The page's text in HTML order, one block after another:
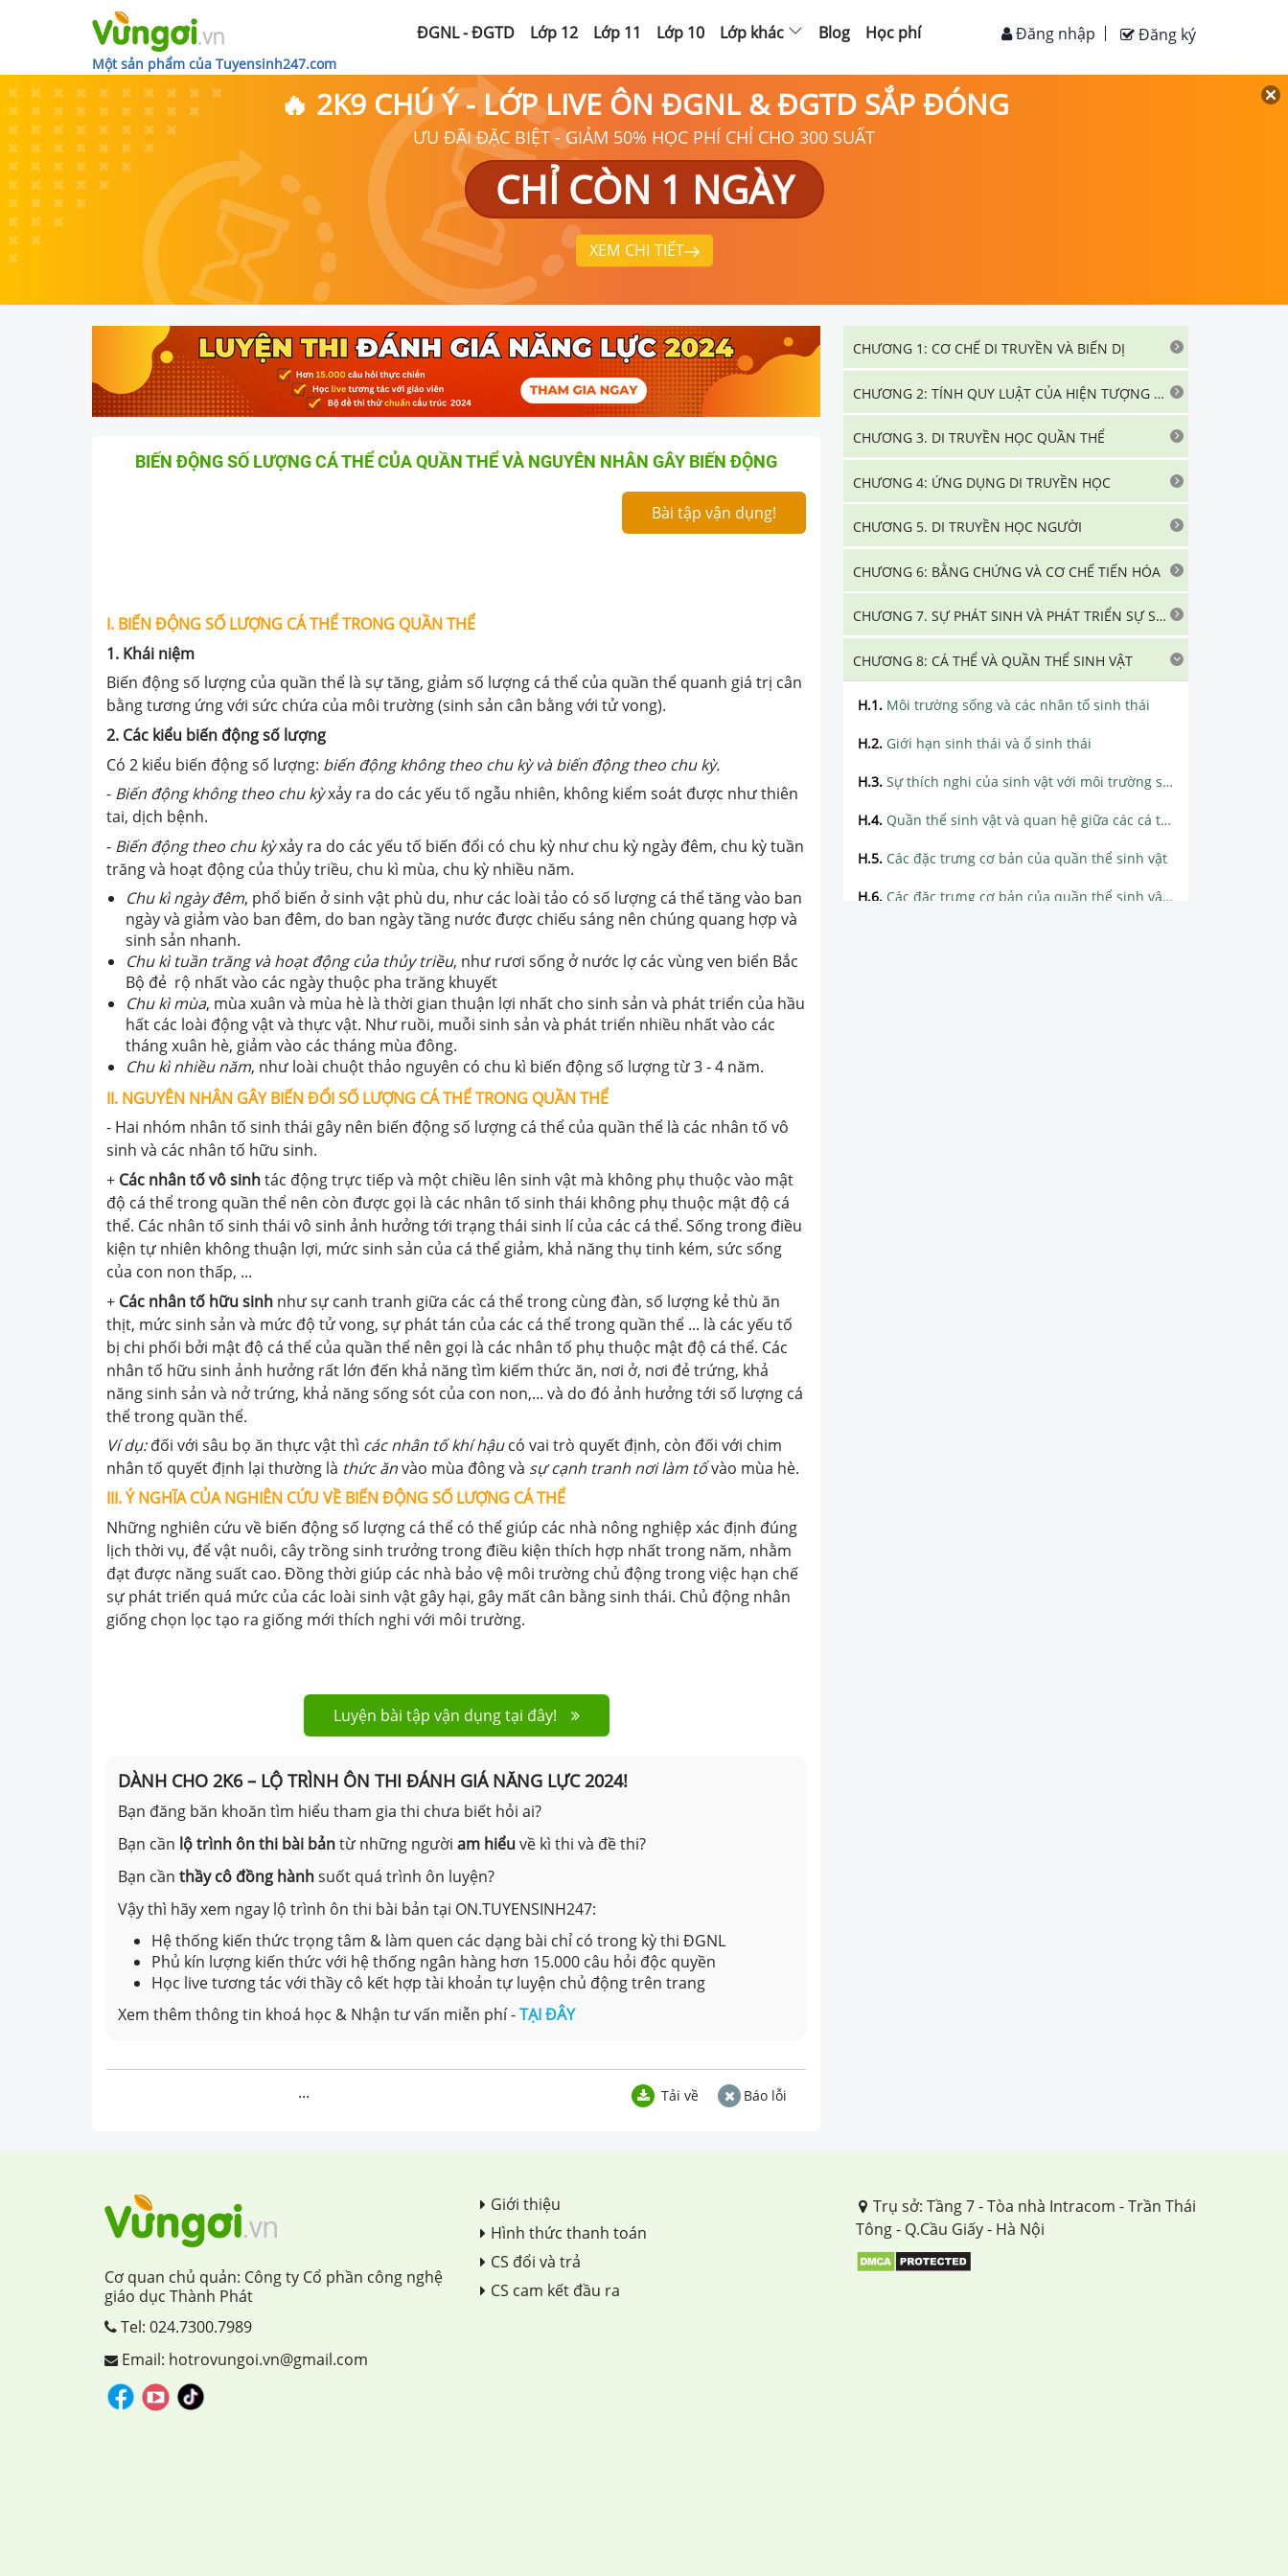
Một sản phẩm của Tuyensinh247.com
ĐGNL - ĐGTD Lớp 12 Lớp 11 Lớp 10 Lớp khác Blog Học phí Đăng ký
Đăng nhập
🔥 2K9 CHÚ Ý - LỚP LIVE ÔN ĐGNL & ĐGTD SẮP ĐÓNG
ƯU ĐÃI ĐẶC BIỆT - GIẢM 50% HỌC PHÍ CHỈ CHO 300 SUẤT
CHỈ CÒN 1 NGÀY
XEM CHI TIẾT
BIẾN ĐỘNG SỐ LƯỢNG CÁ THỂ CỦA QUẦN THỂ VÀ NGUYÊN NHÂN GÂY BIẾN ĐỘNG
Bài tập vận dụng!
I. BIẾN ĐỘNG SỐ LƯỢNG CÁ THỂ TRONG QUẦN THỂ
1. Khái niệm
Biến động số lượng của quần thể là sự tăng, giảm số lượng cá thể của quần thể quanh giá trị cân
bằng tương ứng với sức chứa của môi trường (sinh sản cân bằng với tử vong).
2. Các kiểu biến động số lượng
Có 2 kiểu biến động số lượng: biến động không theo chu kỳ và biến động theo chu kỳ.
- Biến động không theo chu kỳxảy ra do các yếu tố ngẫu nhiên, không kiểm soát được như thiên
tai, dịch bệnh.
- Biến động theo chu kỳxảy ra do các yếu tố biến đổi có chu kỳ như chu kỳ ngày đêm, chu kỳ tuần
trăng và hoạt động của thủy triều, chu kì mùa, chu kỳ nhiều năm.
Chu kì ngày đêm, phổ biến ở sinh vật phù du, như các loài tảo có số lượng cá thể tăng vào ban
ngày và giảm vào ban đêm, do ban ngày tầng nước được chiếu sáng nên chúng quang hợp và
sinh sản nhanh.
Chu kì tuần trăng và hoạt động của thủy triều, như rươi sống ở nước lợ các vùng ven biển Bắc
Bộ đẻ rộ nhất vào các ngày thuộc pha trăng khuyết
Chu kì mùa, mùa xuân và mùa hè là thời gian thuận lợi nhất cho sinh sản và phát triển của hầu
hất các loài động vật và thực vật. Như ruồi, muỗi sinh sản và phát triển nhiều nhất vào các
tháng xuân hè, giảm vào các tháng mùa đông.
Chu kì nhiều năm, như loài chuột thảo nguyên có chu kì biến động số lượng từ 3 - 4 năm.
II. NGUYÊN NHÂN GÂY BIẾN ĐỔI SỐ LƯỢNG CÁ THỂ TRONG QUẦN THỂ
- Hai nhóm nhân tố sinh thái gây nên biến động số lượng cá thể của quần thể là các nhân tố vô
sinh và các nhân tố hữu sinh.
+ Các nhân tố vô sinhtác động trực tiếp và một chiều lên sinh vật mà không phụ thuộc vào mật
độ cá thể trong quần thể nên còn được gọi là các nhân tố sinh thái không phụ thuộc mật độ cá
thể. Các nhân tố sinh thái vô sinh ảnh hưởng tới trạng thái sinh lí của các cá thể. Sống trong điều
kiện tự nhiên không thuận lợi, mức sinh sản của cá thể giảm, khả năng thụ tinh kém, sức sống
của con non thấp, ...
+ Các nhân tố hữu sinh như sự canh tranh giữa các cá thể trong cùng đàn, số lượng kẻ thù ăn
thịt, mức sinh sản và mức độ tử vong, sự phát tán của các cá thể trong quần thể ... là các yếu tố
bị chi phối bởi mật độ cá thể của quần thể nên gọi là các nhân tố phụ thuộc mật độ cá thể. Các
nhân tố hữu sinh ảnh hưởng rất lớn đến khả năng tìm kiếm thức ăn, nơi ở, nơi đẻ trứng, khả
năng sinh sản và nở trứng, khả năng sống sót của con non,... và do đó ảnh hưởng tới số lượng cá
thể trong quần thể.
Ví dụ:đối với sâu bọ ăn thực vật thì các nhân tố khí hậucó vai trò quyết định, còn đối với chim
nhân tố quyết định lại thường là thức ănvào mùa đông và sự cạnh tranh nơi làm tổvào mùa hè.
III. Ý NGHĨA CỦA NGHIÊN CỨU VỀ BIẾN ĐỘNG SỐ LƯỢNG CÁ THỂ
Những nghiên cứu về biến động số lượng cá thể có thể giúp các nhà nông nghiệp xác định đúng
lịch thời vụ, để vật nuôi, cây trồng sinh trưởng trong điều kiện thích hợp nhất trong năm, nhằm
đạt được năng suất cao. Đồng thời giúp các nhà bảo vệ môi trường chủ động trong việc hạn chế
sự phát triển quá mức của các loài sinh vật gây hại, gây mất cân bằng sinh thái. Chủ động nhân
giống chọn lọc tạo ra giống mới thích nghi với môi trường.
Luyện bài tập vận dụng tại đây!
DÀNH CHO 2K6 – LỘ TRÌNH ÔN THI ĐÁNH GIÁ NĂNG LỰC 2024!
Bạn đăng băn khoăn tìm hiểu tham gia thi chưa biết hỏi ai?
Bạn cần lộ trình ôn thi bài bảntừ những người am hiểuvề kì thi và đề thi?
Bạn cần thầy cô đồng hànhsuốt quá trình ôn luyện?
Vậy thì hãy xem ngay lộ trình ôn thi bài bản tại ON.TUYENSINH247:
Hệ thống kiến thức trọng tâm & làm quen các dạng bài chỉ có trong kỳ thi ĐGNL
Phủ kín lượng kiến thức với hệ thống ngân hàng hơn 15.000 câu hỏi độc quyền
Học live tương tác với thầy cô kết hợp tài khoản tự luyện chủ động trên trang
Xem thêm thông tin khoá học & Nhận tư vấn miễn phí -TẠI ĐÂY
... Tải về Báo lỗi
CHƯƠNG 1: CƠ CHẾ DI TRUYỀN VÀ BIẾN DỊ
CHƯƠNG 2: TÍNH QUY LUẬT CỦA HIỆN TƯỢNG DI TRUYỀN
CHƯƠNG 3. DI TRUYỀN HỌC QUẦN THỂ
CHƯƠNG 4: ỨNG DỤNG DI TRUYỀN HỌC
CHƯƠNG 5. DI TRUYỀN HỌC NGƯỜI
CHƯƠNG 6: BẰNG CHỨNG VÀ CƠ CHẾ TIẾN HÓA
CHƯƠNG 7. SỰ PHÁT SINH VÀ PHÁT TRIỂN SỰ SỐNG TRÊN TRÁI ĐẤT
CHƯƠNG 8: CÁ THỂ VÀ QUẦN THỂ SINH VẬT
H.1. Môi trường sống và các nhân tố sinh thái
H.2. Giới hạn sinh thái và ổ sinh thái
H.3. Sự thích nghi của sinh vật với môi trường sống
H.4. Quần thể sinh vật và quan hệ giữa các cá thể trong quần thể
H.5. Các đặc trưng cơ bản của quần thể sinh vật
H.6. Các đặc trưng cơ bản của quần thể sinh vật (tiếp theo)
Cơ quan chủ quản: Công ty Cổ phần công nghệ
giáo dục Thành Phát
Tel: 024.7300.7989
Email: hotrovungoi.vn@gmail.com
Giới thiệu
Hình thức thanh toán
CS đổi và trả
CS cam kết đầu ra
Trụ sở: Tầng 7 - Tòa nhà Intracom - Trần Thái
Tông - Q.Cầu Giấy - Hà Nội